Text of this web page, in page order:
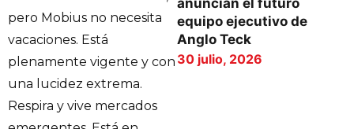
pero Mobius no necesita
vacaciones. Está
plenamente vigente y con
una lucidez extrema.
Respira y vive mercados
anuncian el futuro
equipo ejecutivo de
Anglo Teck
30 julio, 2026